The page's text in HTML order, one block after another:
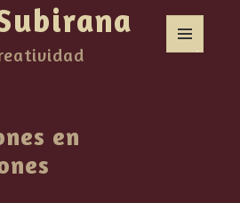
en